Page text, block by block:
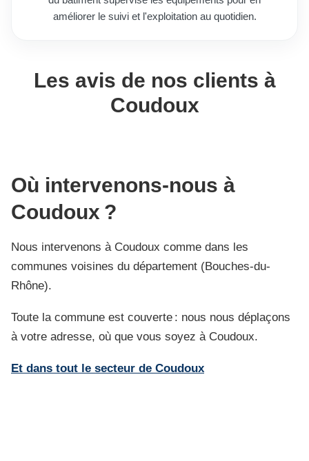
améliorer le suivi et l'exploitation au quotidien.
Les avis de nos clients à
Coudoux
Où intervenons-nous à
Coudoux ?
Nous intervenons à Coudoux comme dans les
communes voisines du département (Bouches-du-
Rhône).
Toute la commune est couverte : nous nous déplaçons
à votre adresse, où que vous soyez à Coudoux.
Et dans tout le secteur de Coudoux